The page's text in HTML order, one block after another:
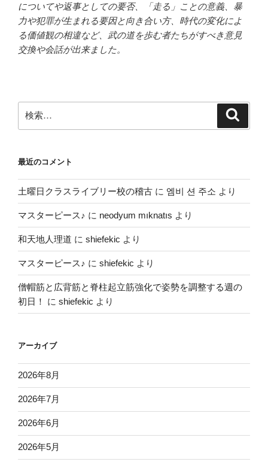
についてや返事としての要否、「走る」ことの意義、暴
力や犯罪が生まれる要因と向き合い方、時代の変化によ
る価値観の相違など、武の道を歩む者たちがすべき意見
交換や会話が出来ました。
索:
最近のコメント
土曜日クラスライブリー校の稽古 に 엠비 션 주소 より
マスターピース♪ に neodyum mıknatıs より
和天地人理道 に shiefekic より
マスターピース♪ に shiefekic より
僧帽筋と広背筋と脊柱起立筋強化で姿勢を調整する週の
初日！
に shiefekic より
アーカイブ
2026年8月
2026年7月
2026年6月
2026年5月